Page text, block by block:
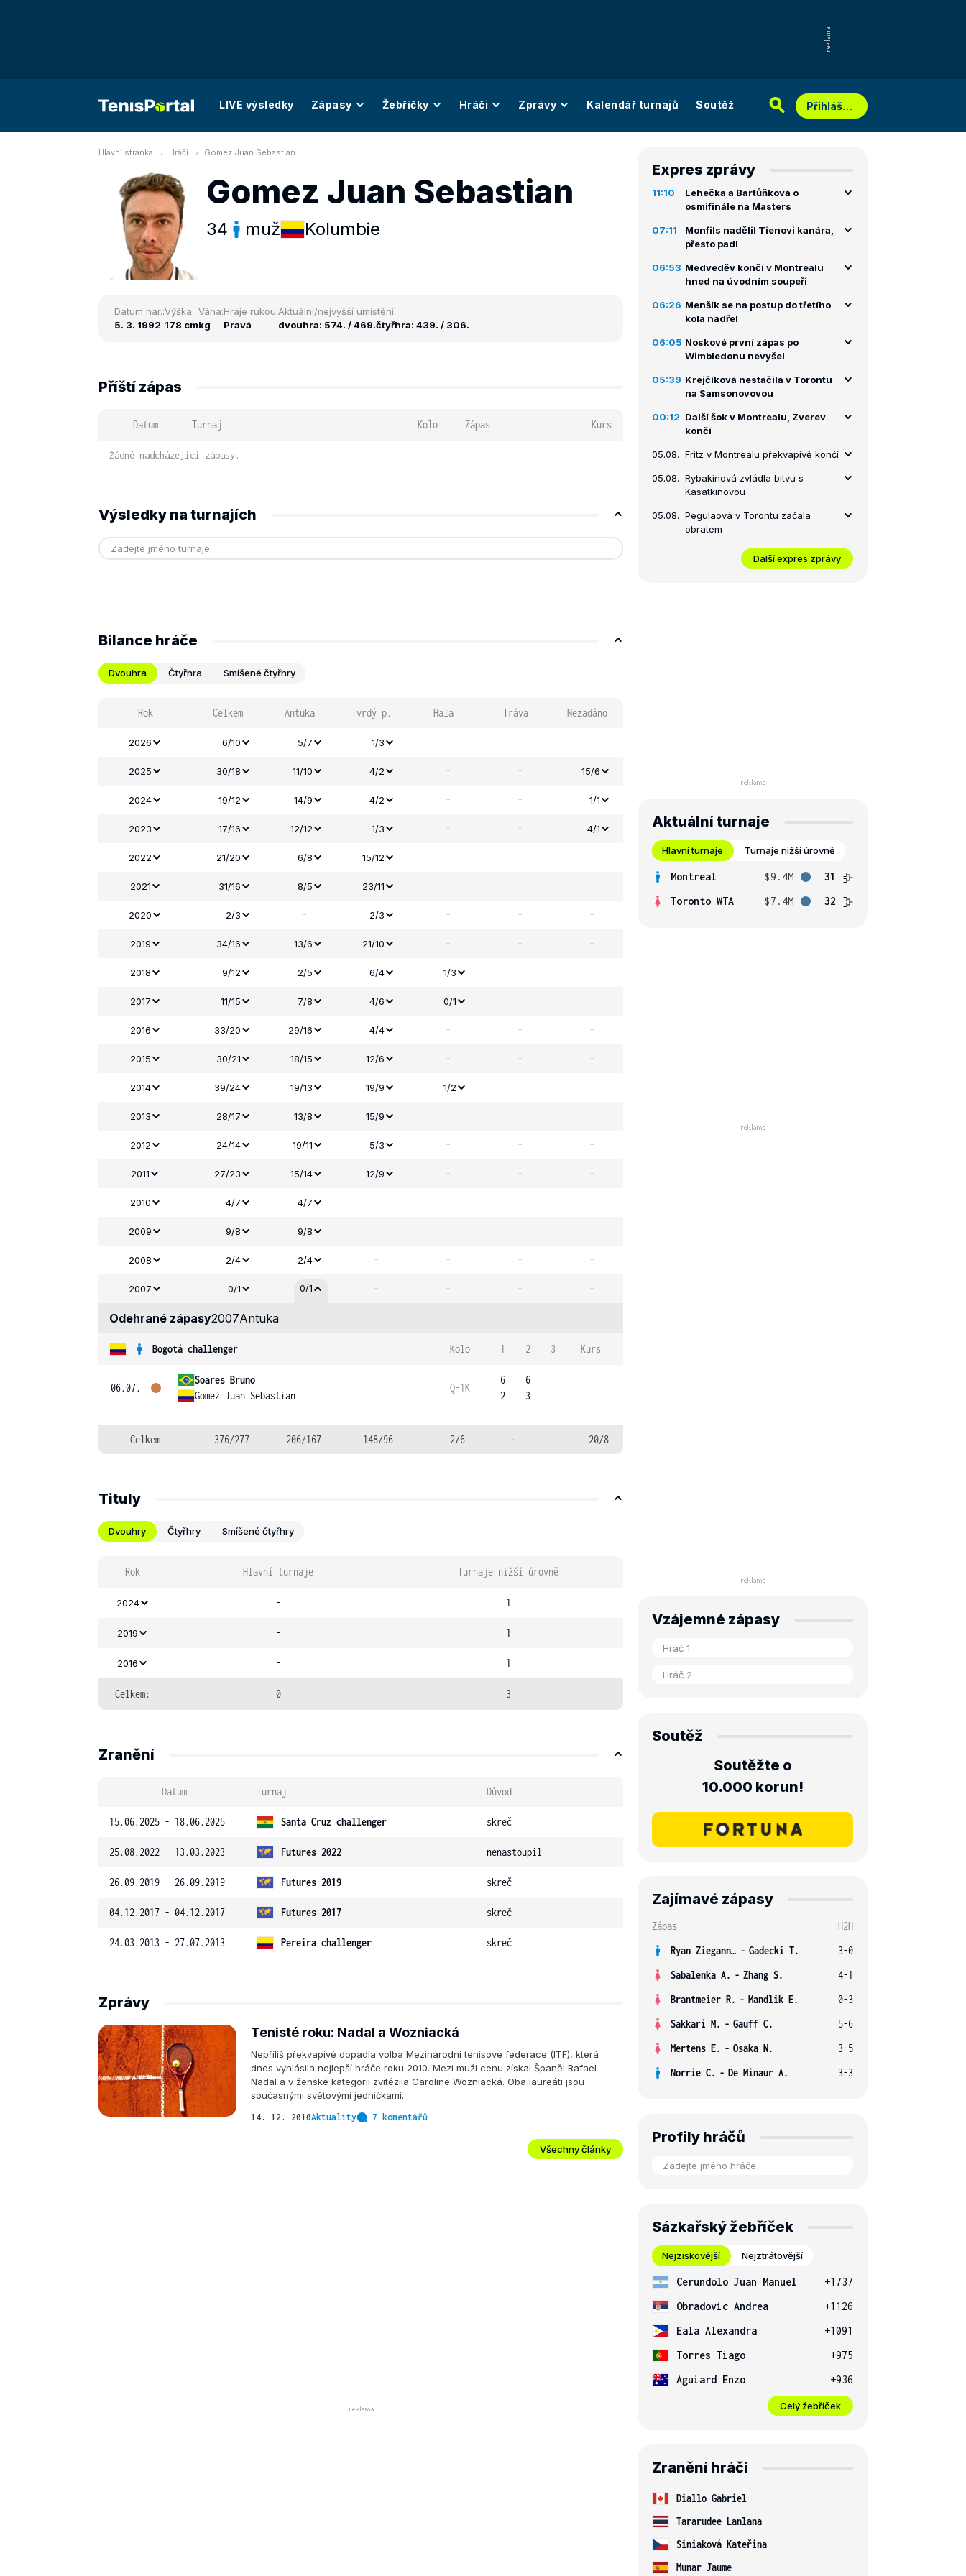
LIVE výsledky Zápasy Žebříčky Hráči Zprávy Kalendář turnajů Soutěž Přihlášení
Hlavní stránka Hráči Gomez Juan Sebastian
Gomez Juan Sebastian
34 muž Kolumbie
Datum nar.:
5. 3. 1992
Výška:
178 cm
Váha:
kg
Hraje rukou:
Pravá
Aktuální/nejvyšší umístění:
dvouhra: 574. / 469.čtyřhra: 439. / 306.
Příští zápas
Datum Turnaj Kolo Zápas Kurs
Žádné nadcházející zápasy.
Výsledky na turnajích
Bilance hráče
Dvouhra Čtyřhra Smíšené čtyřhry
Rok Celkem Antuka Tvrdý p. Hala Tráva Nezadáno
2026 6/10 5/7 1/3 - - -
2025 30/18 11/10 4/2 - - 15/6
2024 19/12 14/9 4/2 - - 1/1
2023 17/16 12/12 1/3 - - 4/1
2022 21/20 6/8 15/12 - - -
2021 31/16 8/5 23/11 - - -
2020 2/3 - 2/3 - - -
2019 34/16 13/6 21/10 - - -
2018 9/12 2/5 6/4 1/3 - -
2017 11/15 7/8 4/6 0/1 - -
2016 33/20 29/16 4/4 - - -
2015 30/21 18/15 12/6 - - -
2014 39/24 19/13 19/9 1/2 - -
2013 28/17 13/8 15/9 - - -
2012 24/14 19/11 5/3 - - -
2011 27/23 15/14 12/9 - - -
2010 4/7 4/7 - - - -
2009 9/8 9/8 - - - -
2008 2/4 2/4 - - - -
2007 0/1 0/1 - - - -
Odehrané zápasy2007Antuka
Bogotá challenger Kolo 1 2 3 Kurs
06.07.
Soares Bruno
Gomez Juan Sebastian
Q-1K
6
2
6
3
Celkem 376/277 206/167 148/96 2/6 - 20/8
Tituly
Dvouhry Čtyřhry Smíšené čtyřhry
Rok Hlavní turnaje Turnaje nižší úrovně
2024 - 1
2019 - 1
2016 - 1
Celkem: 0 3
Zranění
Datum Turnaj Důvod
15.06.2025 - 18.06.2025 Santa Cruz challenger skreč
25.08.2022 - 13.03.2023 Futures 2022 nenastoupil
26.09.2019 - 26.09.2019 Futures 2019 skreč
04.12.2017 - 04.12.2017 Futures 2017 skreč
24.03.2013 - 27.07.2013 Pereira challenger skreč
Zprávy
Tenisté roku: Nadal a Wozniacká
Nepříliš překvapivě dopadla volba Mezinárodní tenisové federace (ITF), která
dnes vyhlásila nejlepší hráče roku 2010. Mezi muži cenu získal Španěl Rafael
Nadal a v ženské kategorii zvítězila Caroline Wozniacká. Oba laureáti jsou
současnými světovými jedničkami.
14. 12. 2010Aktuality 7 komentářů
Všechny články
Expres zprávy
11:10
Lehečka a Bartůňková o
osmifinále na Masters
07:11
Monfils nadělil Tienovi kanára,
přesto padl
06:53 Medveděv končí v Montrealu
hned na úvodním soupeři
06:26 Menšík se na postup do třetího
kola nadřel
06:05 Noskové první zápas po
Wimbledonu nevyšel
05:39 Krejčíková nestačila v Torontu
na Samsonovovou
00:12 Další šok v Montrealu, Zverev
končí
05.08. Fritz v Montrealu překvapivě končí
05.08. Rybakinová zvládla bitvu s
Kasatkinovou
05.08. Pegulaová v Torontu začala
obratem
Další expres zprávy
Aktuální turnaje
Hlavní turnaje Turnaje nižší úrovně
Montreal $9.4M
31
Toronto WTA
$7.4M 32
Vzájemné zápasy
Soutěž
Soutěžte o
10.000 korun!
Zajímavé zápasy
Zápas
H2H
Ryan Ziegann S. - Gadecki T.
3-0
Sabalenka A. - Zhang S.
4-1
Brantmeier R. - Mandlik E.
0-3
Sakkari M. - Gauff C.
5-6
Mertens E. - Osaka N.
3-5
Norrie C. - De Minaur A. 3-3
Profily hráčů
Sázkařský žebříček
Nejziskovější Nejztrátovější
Cerundolo Juan Manuel
+1737
Obradovic Andrea
+1126
Eala Alexandra
+1091
Torres Tiago
+975
Aguiard Enzo
+936
Celý žebříček
Zranění hráči
Diallo Gabriel
Tararudee Lanlana
Siniaková Kateřina
Munar Jaume